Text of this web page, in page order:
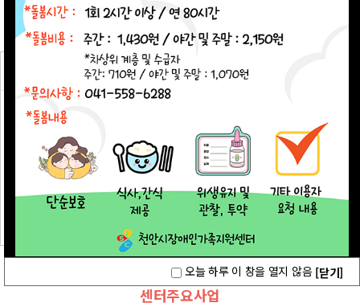
오늘 하루 이 창을 열지 않음 [닫기]
사진 및 영상
사진및영상
♥ 2026년
7월 소식지
발…
2026 가족
카페…
2026년 부
'나와…
천안시복
지재단 공
모사업
「무비…
2026년 솔
루션위원
회♥
센터주요사업